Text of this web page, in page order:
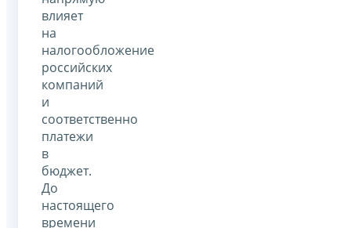
влияет
на
налогообложение
российских
компаний
и
соответственно
платежи
в
бюджет.
До
настоящего
времени